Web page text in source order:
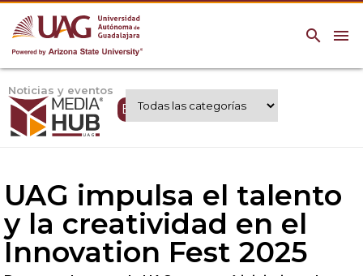
menu
search
Noticias y eventos
Expertos UAG
UAG impulsa el talento
y la creatividad en el
Innovation Fest 2025